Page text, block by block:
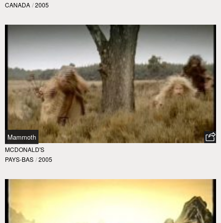
CANADA / 2005
Mammoth
MCDONALD'S
PAYS-BAS / 2005